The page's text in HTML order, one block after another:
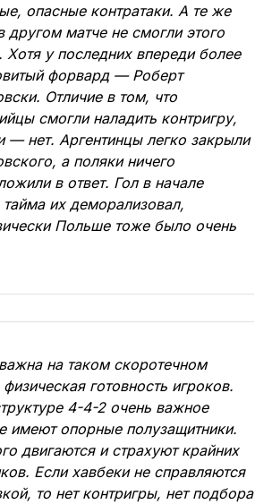
опасные контратаки. А те же
другом матче не смогли этого
Хотя у последних впереди более
форвард — Роберт
Отличие в том, что
смогли наладить контригру,
— нет. Аргентинцы легко закрыли
а поляки ничего
в ответ. Гол в начале
тайма их деморализовал,
Польше тоже было очень
на таком скоротечном
физическая готовность игроков.
4-4-2 очень важное
имеют опорные полузащитники.
двигаются и страхуют крайних
Если хавбеки не справляются
то нет контригры, нет подбора